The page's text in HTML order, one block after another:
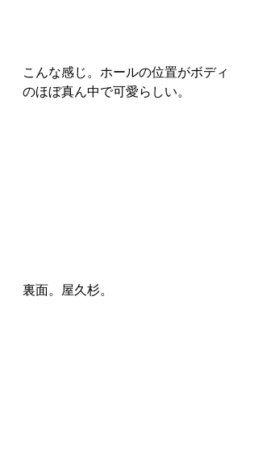
こんな感じ。ホールの位置がボディ
のほぼ真ん中で可愛らしい。
裏面。屋久杉。